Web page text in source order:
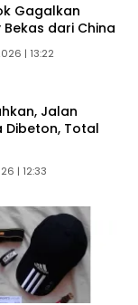
Gagalkan
dari China
| 13:22
Jalan
Dibeton, Total
| 12:33